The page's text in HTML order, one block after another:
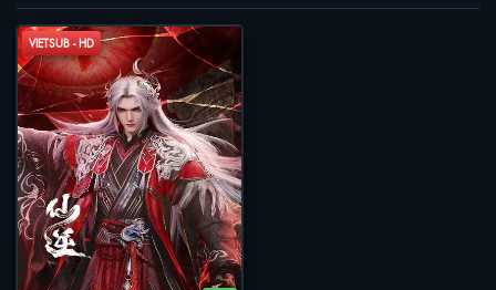
VIETSUB - HD